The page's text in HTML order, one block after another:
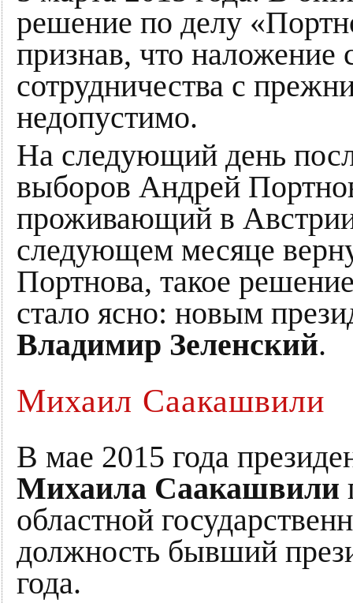
решение по делу
признав, что наложение
сотрудничества с
недопустимо.
На следующий день
выборов Андрей
проживающий в
следующем месяце
Портнова, такое
стало ясно: новым
Владимир Зеленский.
Михаил Саакашвили
В мае 2015 года
Михаила Саакашвили
областной
должность бывший
года.